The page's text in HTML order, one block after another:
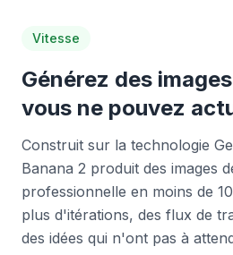
Vitesse
Générez des
vous ne pouvez
Construit sur la technologie
Banana 2 produit des images
professionnelle en moins de
plus d'itérations, des flux de
des idées qui n'ont pas à